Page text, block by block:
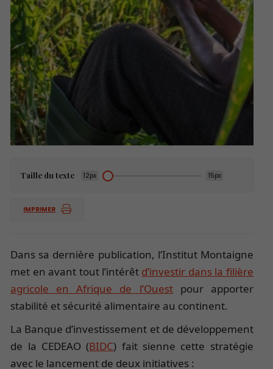
Taille du texte 12px 15px
IMPRIMER
Dans sa dernière publication, l’Institut Montaigne
met en avant tout l’intérêt d’investir dans la filière
agricole en Afrique de l’Ouestpour apporter
stabilité et sécurité alimentaire au continent.
La Banque d’investissement et de développement
de la CEDEAO (BIDC) fait sienne cette stratégie
avec le lancement de deux initiatives :